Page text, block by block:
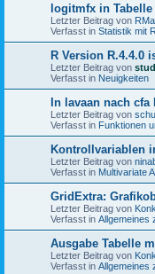
logitmfx in
Letzter Beitrag von
Verfasst in Statistik mit R
R Version R.4.4.0
Letzter Beitrag von
Verfasst in Neuigkeiten
In lavaan nach
Letzter Beitrag von
Verfasst in Funktionen
Kontrollvariablen
Letzter Beitrag von
Verfasst in Multivariate
GridExtra:
Letzter Beitrag von
Verfasst in Allgemeines
Ausgabe Tabelle
Letzter Beitrag von
Verfasst in Allgemeines